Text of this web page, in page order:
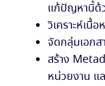
แก้ปัญหานี้ด้
วิเคราะห์เนื้
จัดกลุ่มเอกส
สร้าง
หน่วยงาน แ